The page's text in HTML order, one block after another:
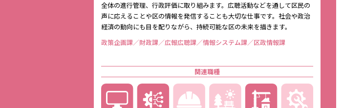
全体の進行管理、行政評価に取り組みます。広聴活動などを通して区民の
声に応えることや区の情報を発信することも大切な仕事です。社会や政治
経済の動向にも目を配りながら、持続可能な区の未来を描きます。
政策企画課／財政課／広報広聴課／情報システム課／区政情報課
関連職種